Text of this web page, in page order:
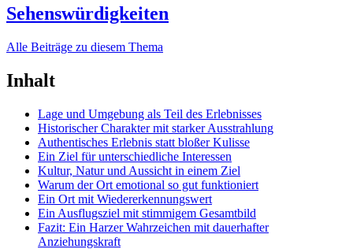
Sehenswürdigkeiten
Alle Beiträge zu diesem Thema
Inhalt
Lage und Umgebung als Teil des Erlebnisses
Historischer Charakter mit starker Ausstrahlung
Authentisches Erlebnis statt bloßer Kulisse
Ein Ziel für unterschiedliche Interessen
Kultur, Natur und Aussicht in einem Ziel
Warum der Ort emotional so gut funktioniert
Ein Ort mit Wiedererkennungswert
Ein Ausflugsziel mit stimmigem Gesamtbild
Fazit: Ein Harzer Wahrzeichen mit dauerhafter
Anziehungskraft